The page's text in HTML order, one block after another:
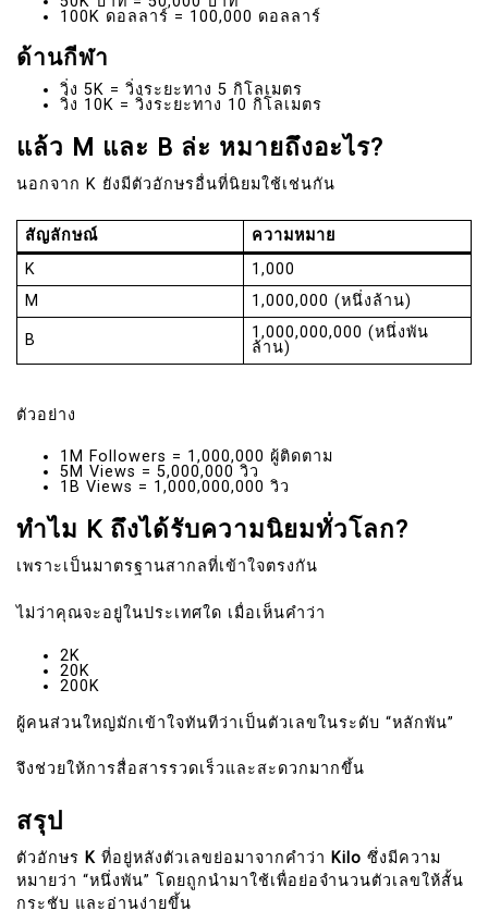
100K ดอลลาร์ = 100,000 ดอลลาร์
ด้านกีฬา
วิ่ง 5K = วิ่งระยะทาง 5 กิโลเมตร
วิ่ง 10K = วิ่งระยะทาง 10 กิโลเมตร
แล้ว M และ B ล่ะ หมายถึงอะไร?
นอกจาก K ยังมีตัวอักษรอื่นที่นิยมใช้เช่นกัน
สัญลักษณ์
ความหมาย
K
1,000
M
1,000,000 (หนึ่งล้าน)
B
1,000,000,000 (หนึ่งพัน
ล้าน)
ตัวอย่าง
1M Followers = 1,000,000 ผู้ติดตาม
5M Views = 5,000,000 วิว
1B Views = 1,000,000,000 วิว
ทำไม K ถึงได้รับความนิยมทั่วโลก?
เพราะเป็นมาตรฐานสากลที่เข้าใจตรงกัน
ไม่ว่าคุณจะอยู่ในประเทศใด เมื่อเห็นคำว่า
2K
20K
200K
ผู้คนส่วนใหญ่มักเข้าใจทันทีว่าเป็นตัวเลขในระดับ “หลักพัน”
จึงช่วยให้การสื่อสารรวดเร็วและสะดวกมากขึ้น
สรุป
ตัวอักษร K ที่อยู่หลังตัวเลขย่อมาจากคำว่า Kilo ซึ่งมีความ
หมายว่า “หนึ่งพัน” โดยถูกนำมาใช้เพื่อย่อจำนวนตัวเลขให้สั้น
กระชับ และอ่านง่ายขึ้น